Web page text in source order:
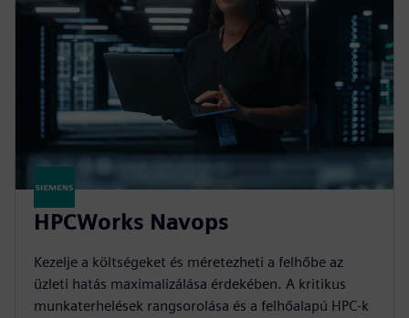
HPCWorks Navops
Kezelje a költségeket és méretezheti a felhőbe az
üzleti hatás maximalizálása érdekében. A kritikus
munkaterhelések rangsorolása és a felhőalapú HPC-k